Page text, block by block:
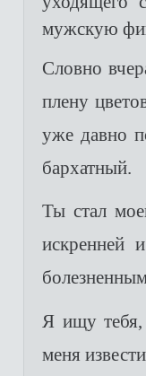
мужскую
Словно
плену
уже давно
бархатный.
Ты стал
искренней
Я ищу
меня